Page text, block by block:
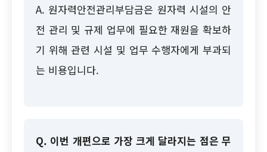
A. 원자력안전관리부담금은 원자력 시설의 안
전 관리 및 규제 업무에 필요한 재원을 확보하
기 위해 관련 시설 및 업무 수행자에게 부과되
는 비용입니다.
Q. 이번 개편으로 가장 크게 달라지는 점은 무